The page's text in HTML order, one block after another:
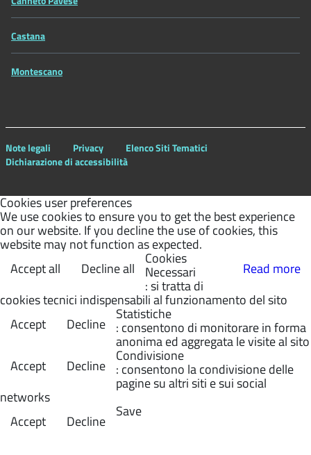
Castana
Montescano
Note legali Privacy
Elenco Siti Tematici
Dichiarazione di accessibilità
Cookies user preferences
We use cookies to ensure you to get the best experience
on our website. If you decline the use of cookies, this
website may not function as expected.
Accept all
Decline all Read more
Cookies
Necessari
: si tratta di
cookies tecnici indispensabili al funzionamento del sito
Accept
Decline
Statistiche
: consentono di monitorare in forma
anonima ed aggregata le visite al sito
Accept
Decline
Condivisione
: consentono la condivisione delle
pagine su altri siti e sui social
networks
Accept
Decline
Save